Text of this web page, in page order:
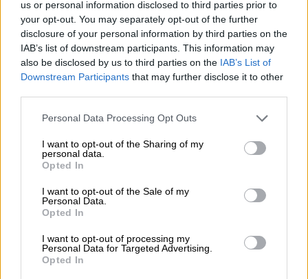
us or personal information disclosed to third parties prior to
your opt-out. You may separately opt-out of the further
disclosure of your personal information by third parties on the
IAB’s list of downstream participants. This information may
also be disclosed by us to third parties on the IAB’s List of
Downstream Participants that may further disclose it to other
Personal Data Processing Opt Outs
I want to opt-out of the Sharing of my
personal data.
Opted In
I want to opt-out of the Sale of my
Personal Data.
Opted In
I want to opt-out of processing my
Personal Data for Targeted Advertising.
Opted In
Disegni
da
colorare
per
bambini
giornate
Filastrocche
Amare i bambini significa riconoscere i
una casa che sia un “nido” sicuro e
accogliente, a cui fare ritorno quando lo
desiderano. Lasciare ai piccoli i propri
spazi è una forma di rispetto profondo;
amare i bambini significa lasciare loro
gli spazi e i tempi dell’infanzia
: spazio
per giocare e per gli amici, tempo per